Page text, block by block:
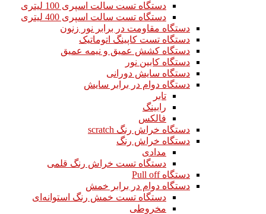
دستگاه تست سالت اسپری 100 لیتری
دستگاه تست سالت اسپری 400 لیتری
دستگاه مقاومت در برابر نور زنون
دستگاه تست کاپینگ اتوماتیک
دستگاه کشش عمیق و نیمه عمیق
دستگاه کابین نور
دستگاه سایش دورانی
دستگاه دوام در برابر سایش
تابر
رابینگ
فالکس
دستگاه خراش رنگ scratch
دستگاه خراش رنگ
مدادی
دستگاه تست خراش رنگ قلمی
دستگاه Pull off
دستگاه دوام در برابر خمش
دستگاه تست خمش رنگ استوانه‌ای
مخروطی